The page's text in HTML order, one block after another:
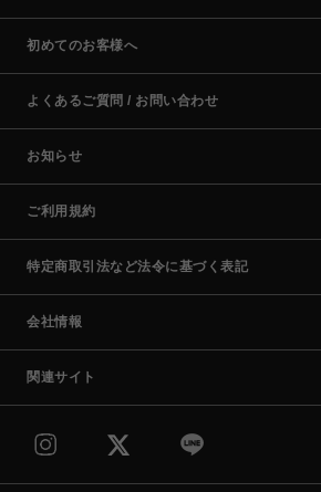
初めてのお客様へ
よくあるご質問 / お問い合わせ
お知らせ
ご利用規約
特定商取引法など法令に基づく表記
会社情報
関連サイト